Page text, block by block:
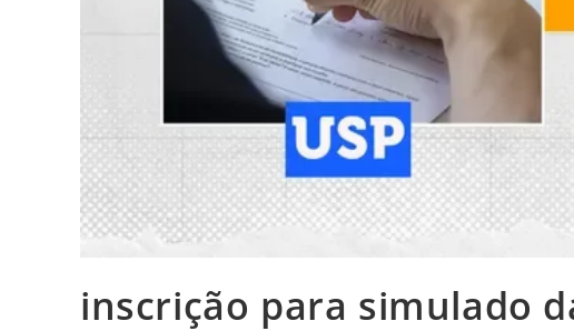
inscrição para simulado